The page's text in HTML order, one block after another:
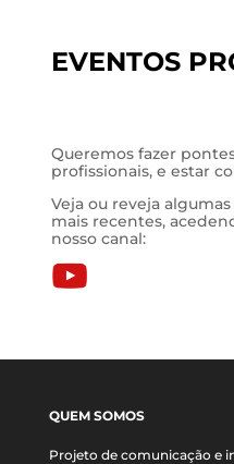
EVENTOS
Queremos fazer
profissionais, e estar
Veja ou reveja
mais recentes,
nosso canal:
.
QUEM SOMOS
Projeto de comunicação e